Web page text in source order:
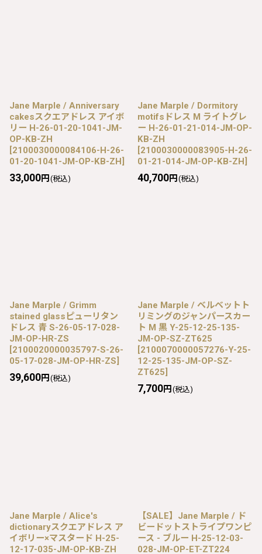
Jane Marple / Anniversary
cakesスクエアドレス アイボ
リー H-26-01-20-1041-JM-
OP-KB-ZH
[2100030000084106-H-26-
01-20-1041-JM-OP-KB-ZH]
33,000円 (税込)
Jane Marple / Dormitory
motifsドレス M ライトグレ
ー H-26-01-21-014-JM-OP-
KB-ZH
[2100030000083905-H-26-
01-21-014-JM-OP-KB-ZH]
40,700円 (税込)
Jane Marple / Grimm
stained glassピューリタン
ドレス 青 S-26-05-17-028-
JM-OP-HR-ZS
[2100020000035797-S-26-
05-17-028-JM-OP-HR-ZS]
39,600円 (税込)
Jane Marple / ベルベットト
リミングのジャンパースカー
ト M 黒 Y-25-12-25-135-
JM-OP-SZ-ZT625
[2100070000057276-Y-25-
12-25-135-JM-OP-SZ-
ZT625]
7,700円 (税込)
Jane Marple / Alice's
dictionaryスクエアドレス ア
イボリー×マスタード H-25-
12-17-035-JM-OP-KB-ZH
【SALE】Jane Marple / ド
ビードットストライプワンピ
ース - ブルー H-25-12-03-
028-JM-OP-ET-ZT224